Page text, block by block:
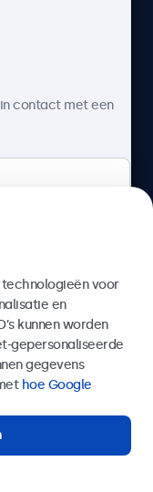
contact met een
voor
en
kunnen worden
gepersonaliseerde
gegevens
hoe Google